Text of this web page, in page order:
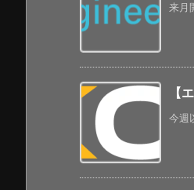
来月
【
今週